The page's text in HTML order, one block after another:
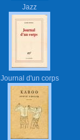
Jazz
Journal d'un corps